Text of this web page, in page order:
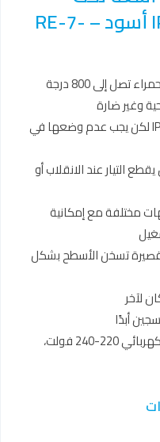
حمراء 2000 وات IPX4 أسود – RE-7-
تسخين سريع بواسطة الأشعة تحت الحمراء تصل إلى 800 درجة
وغير ضارة
مقاومة لرذاذ الماء وفقًا لمعيار IPX4 لكن يجب عدم وضعها في
التيار عند الانقلاب أو
مختلفة مع إمكانية
تسخن الأسطح بشكل
لآخر
أبدًا
القدرة الكهربائية 2000 وات، الجهد الكهربائي 220-240 فولت،